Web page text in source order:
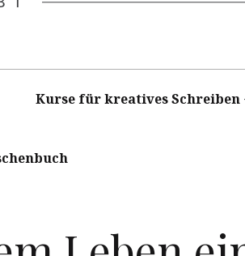
Kurse für kreatives Schreiben